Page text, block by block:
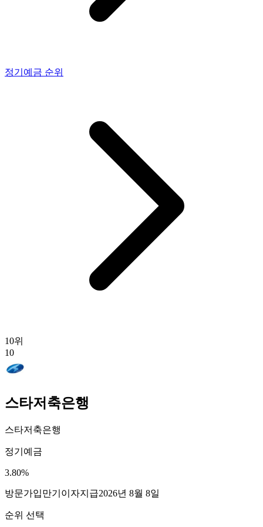
정기예금 순위
10위
10
스타저축은행
스타저축은행
정기예금
3.80%
방문가입만기이자지급2026년 8월 8일
순위 선택